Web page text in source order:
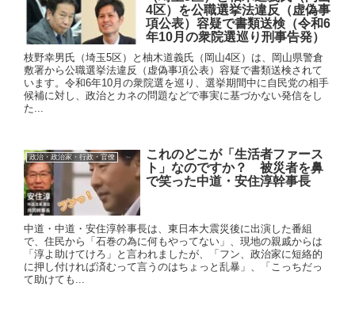
4区）を公職選挙法違反（虚偽事
項公表）容疑で書類送検（令和6
年10月の衆院選巡り刑事告発）
枝野幸男氏（埼玉5区）と柚木道義氏（岡山4区）は、岡山県警倉
敷署から公職選挙法違反（虚偽事項公表）容疑で書類送検されて
います。令和6年10月の衆院選を巡り、選挙期間中に自民党の相手
候補に対し、政治とカネの問題などで事実に基づかない発信をし
た...
政治・政治家・行政・官僚
これのどこが「生活者ファース
ト」なのですか？ 被災者を鼻
で笑った中道・安住淳幹事長
中道・中道・安住淳幹事長は、東日本大震災後に出演した番組
で、住民から「石巻の為に何もやってない」、現地の親戚からは
「淳よ助けてけろ」と言われましたが、「フン、政治家に短絡的
に押し付ければ済むって言うのはちょっと乱暴」、「こっちだっ
て助けても...